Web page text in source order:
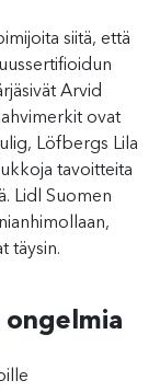
siitä, että
Arvid
ovat
Löfbergs Lila
tavoitteita
Lidl Suomen
täysin.